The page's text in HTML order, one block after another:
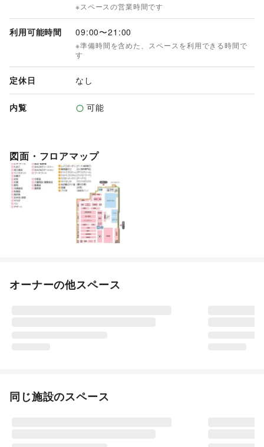
※スペースの営業時間です
利用可能時間 09:00〜21:00
※準備時間を含めた、スペースを利用できる時間で
す
定休日 なし
内覧 可能
図面・フロアマップ
オーナーの他スペース
同じ施設のスペース